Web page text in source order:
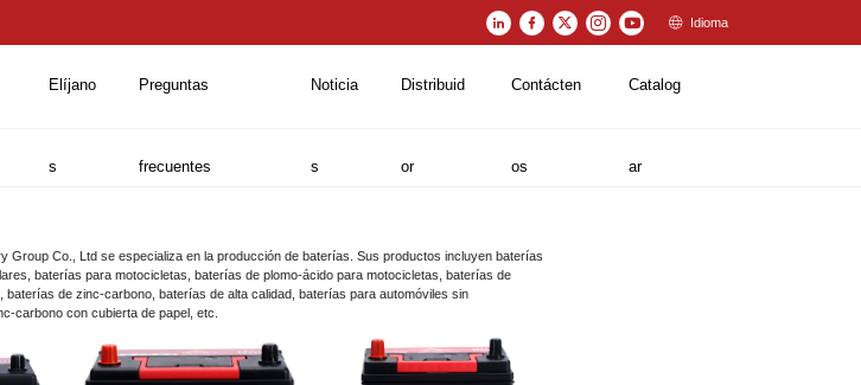
Idioma
Elíjano
s
Preguntas
frecuentes
Noticia
s
Distribuid
or
Contácten
os
Catalog
ar
Group Co., Ltd se especializa en la producción de baterías. Sus productos incluyen baterías
baterías para motocicletas, baterías de plomo-ácido para motocicletas, baterías de
baterías de zinc-carbono, baterías de alta calidad, baterías para automóviles sin
carbono con cubierta de papel, etc.